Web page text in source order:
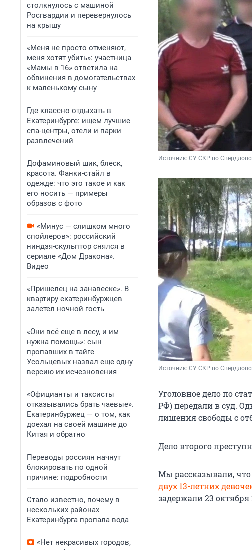
столкнулось с машиной
Росгвардии и перевернулось
на крышу
«Меня не просто отменяют,
меня хотят убить»: участница
«Мамы в 16» ответила на
обвинения в домогательствах
к маленькому сыну
Где классно отдыхать в
Екатеринбурге: ищем лучшие
спа-центры, отели и парки
развлечений
Дофаминовый шик, блеск,
красота. Фанки-стайл в
одежде: что это такое и как
его носить — примеры
образов с фото
«Минус — слишком много
спойлеров»: российский
ниндзя-скульптор снялся в
сериале «Дом Дракона».
Видео
«Пришелец на занавеске». В
квартиру екатеринбуржцев
залетел ночной гость
«Они всё еще в лесу, и им
нужна помощь»: сын
пропавших в тайге
Усольцевых назвал еще одну
версию их исчезновения
«Официанты и таксисты
отказывались брать чаевые».
Екатеринбуржец — о том, как
доехал на своей машине до
Китая и обратно
Переводы россиян начнут
блокировать по одной
причине: подробности
Стало известно, почему в
нескольких районах
Екатеринбурга пропала вода
«Нет некрасивых городов,
Источник: СУ СКР по
Источник: СУ СКР по
Уголовное дело по
РФ) передали в суд.
лишения свободы с
Дело второго
Мы рассказывали,
двух 13-летних
задержали 23 октября